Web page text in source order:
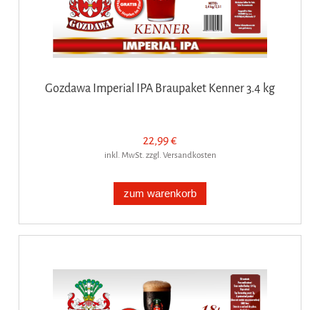
Gozdawa Imperial IPA Braupaket Kenner 3.4 kg
22,99 €
inkl. MwSt. zzgl. Versandkosten
zum warenkorb